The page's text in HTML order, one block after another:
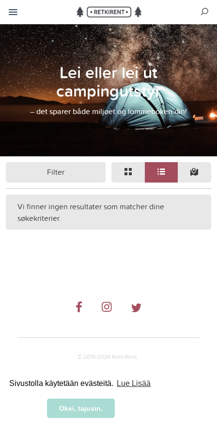
Sivustolla käytetään evästeitä. Lue Lisää
Okei, tajusin.
Lei eller lei ut
campingutstyr
– det sparer både miljøet og lommeboken din!
Filter
Vi finner ingen resultater som matcher dine
søkekriterier.
© 2019-2024 RetkiRent .